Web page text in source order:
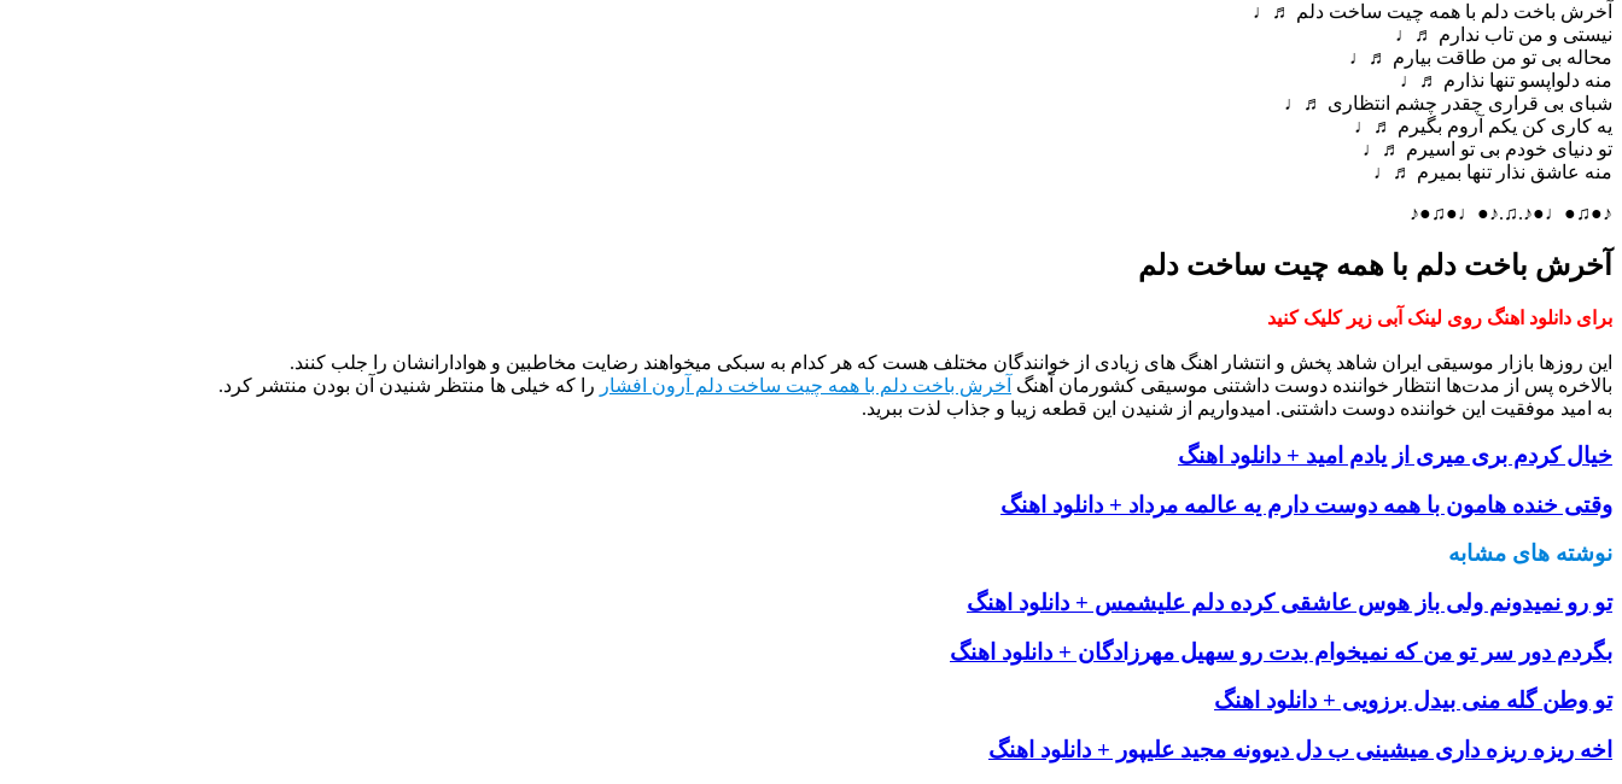
آخرش باخت دلم با همه چیت ساخت دلم ♬♩
نیستی و من تاب ندارم ♬♩
محاله بی تو من طاقت بیارم ♬♩
منه دلواپسو تنها نذارم ♬♩
شبای بی قراری چقدر چشم انتظاری ♬♩
یه کاری کن یکم آروم بگیرم ♬♩
تو دنیای خودم بی تو اسیرم ♬♩
منه عاشق نذار تنها بمیرم ♬♩
♪●♫●♩●♪.♫.♪●♩●♫●♪
آخرش باخت دلم با همه چیت ساخت دلم
برای دانلود اهنگ روی لینک آبی زیر کلیک کنید
این روزها بازار موسیقی ایران شاهد پخش و انتشار اهنگ های زیادی از خوانندگان مختلف هست که هر کدام به سبکی میخواهند رضایت مخاطبین و هوادارانشان را جلب کنند.
بالاخره پس از مدت‌ها انتظار خواننده دوست داشتنی موسیقی کشورمان آهنگ آخرش باخت دلم با همه چیت ساخت دلم آرون افشار را که خیلی ها منتظر شنیدن آن بودن منتشر کرد.
به امید موفقیت این خواننده دوست داشتنی. امیدواریم از شنیدن این قطعه زیبا و جذاب لذت ببرید.
خیال کردم بری میری از یادم امید + دانلود اهنگ
وقتى خنده هامون با همه دوست دارم یه عالمه مرداد + دانلود اهنگ
نوشته های مشابه
تو رو نمیدونم ولی باز هوس عاشقی کرده دلم علیشمس + دانلود اهنگ
بگردم دور سر تو من که نمیخوام بدت رو سهیل مهرزادگان + دانلود اهنگ
تو وطن گله منی بیدل برزویی + دانلود اهنگ
اخه ریزه ریزه داری میشینی ب دل دیوونه مجید علیپور + دانلود اهنگ